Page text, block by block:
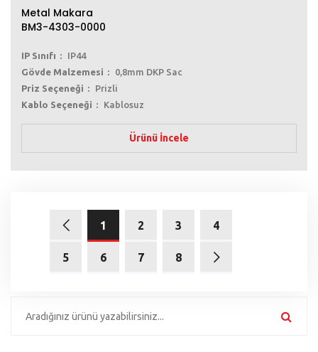
Metal Makara
BM3-4303-0000
IP Sınıfı
IP44
Gövde Malzemesi
0,8mm DKP Sac
Priz Seçeneği
Prizli
Kablo Seçeneği
Kablosuz
Ürünü İncele
1 2 3 4
5 6 7 8